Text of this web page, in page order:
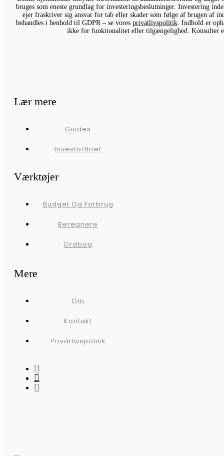
bruges som eneste grundlag for investeringsbeslutninger. Investering
ejer fraskriver sig ansvar for tab eller skader som følge af brugen af
behandles i henhold til GDPR – se vores privatlivspolitik. Indhold er
ikke for funktionalitet eller tilgængelighed. Konsulter
Lær mere
Guides
InvestorBrief
Værktøjer
Budget Og Forbrug
Beregnere
Ordbog
Mere
Om
Kontakt
Privatlivspolitik